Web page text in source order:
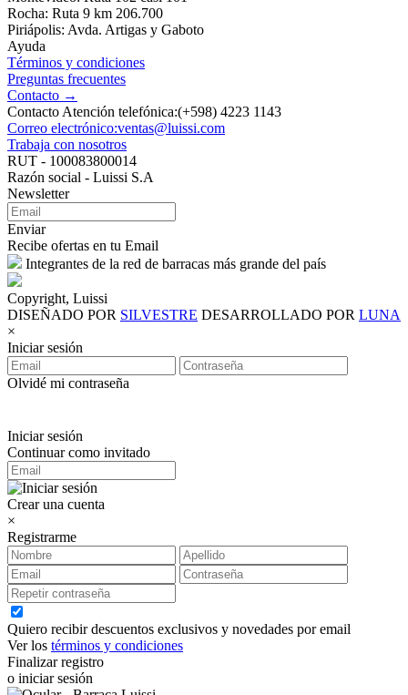
Rocha: Ruta 9 km 206.700
Piriápolis: Avda. Artigas y Gaboto
Ayuda
Términos y condiciones
Preguntas frecuentes
Contacto →
Contacto Atención telefónica:(+598) 4223 1143
Correo electrónico:ventas@luissi.com
Trabaja con nosotros
RUT - 100083800014
Razón social - Luissi S.A
Newsletter
Enviar
Recibe ofertas en tu Email
Integrantes de la red de barracas más grande del país
Copyright, Luissi
DISEÑADO POR SILVESTRE DESARROLLADO POR LUNA
×
Iniciar sesión
Olvidé mi contraseña
Iniciar sesión
Continuar como invitado
Crear una cuenta
×
Registrarme
Quiero recibir descuentos exclusivos y novedades por email
Ver los términos y condiciones
Finalizar registro
o iniciar sesión